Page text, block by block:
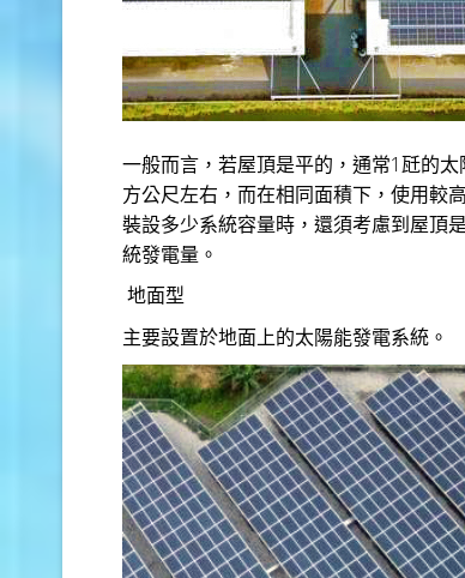
一般而言，若屋頂是平的，通常1瓩的
方公尺左右，而在相同面積下，使用較
裝設多少系統容量時，還須考慮到屋頂
統發電量。
地面型
主要設置於地面上的太陽能發電系統。